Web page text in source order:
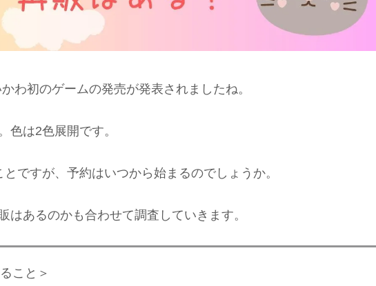
わ初のゲームの発売が発表されましたね。
色は2色展開です。
ですが、予約はいつから始まるのでしょうか。
はあるのかも合わせて調査していきます。
こと＞